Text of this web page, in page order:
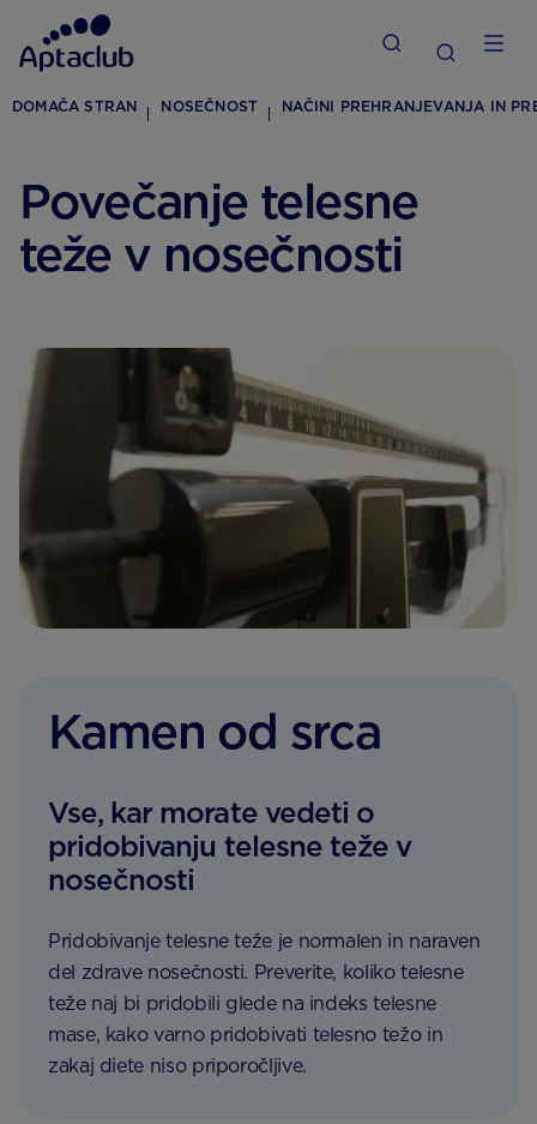
DOMAČA STRAN NOSEČNOST NAČINI PREHRANJEVANJA IN
Povečanje telesne
teže v nosečnosti
Kamen od srca
Vse, kar morate vedeti o
pridobivanju telesne teže v
nosečnosti
Pridobivanje telesne teže je normalen in naraven
del zdrave nosečnosti. Preverite, koliko telesne
teže naj bi pridobili glede na indeks telesne
mase, kako varno pridobivati telesno težo in
zakaj diete niso priporočljive.